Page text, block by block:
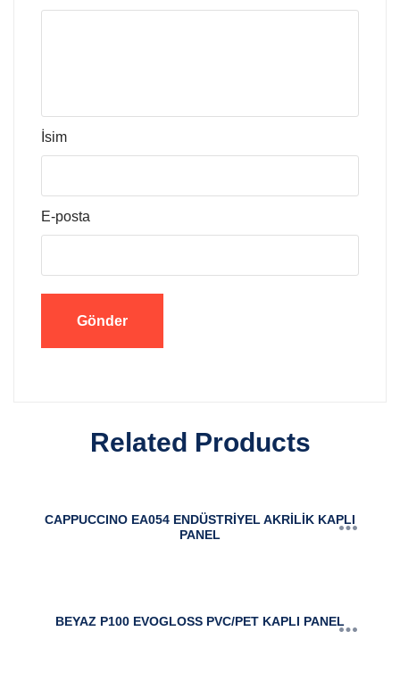
İsim
E-posta
Related Products
CAPPUCCINO EA054 ENDÜSTRİYEL AKRİLİK KAPLI
PANEL
BEYAZ P100 EVOGLOSS PVC/PET KAPLI PANEL